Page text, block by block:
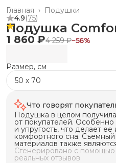
Подушки
Главная ›
4.9(75)
Подушка
1 860 ₽4 259 ₽−56%
Размер, см
50 х 70
Что говорят
Подушка в целом
от покупателей.
и упругость, что делает
комфортного сна.
материалов также
преимуществами. Подушка
ищет удобство и качество.
Сгенерировано с
реальных отзывов